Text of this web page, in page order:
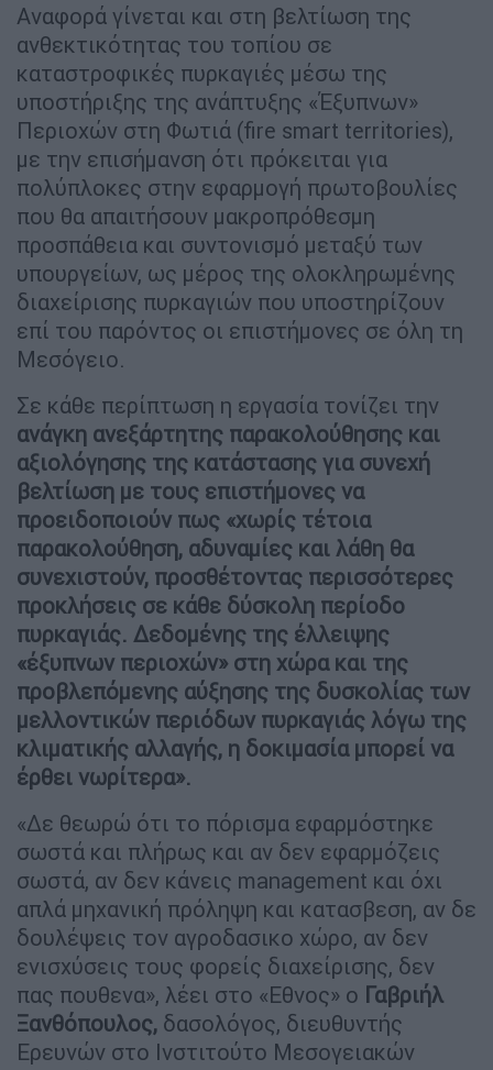
Αναφορά γίνεται και στη βελτίωση της
ανθεκτικότητας του τοπίου σε
καταστροφικές πυρκαγιές μέσω της
υποστήριξης της ανάπτυξης «Έξυπνων»
Περιοχών στη Φωτιά (fire smart territories),
με την επισήμανση ότι πρόκειται για
πολύπλοκες στην εφαρμογή πρωτοβουλίες
που θα απαιτήσουν μακροπρόθεσμη
προσπάθεια και συντονισμό μεταξύ των
υπουργείων, ως μέρος της ολοκληρωμένης
διαχείρισης πυρκαγιών που υποστηρίζουν
επί του παρόντος οι επιστήμονες σε όλη τη
Μεσόγειο.
Σε κάθε περίπτωση η εργασία τονίζει την
ανάγκη ανεξάρτητης παρακολούθησης και
αξιολόγησης της κατάστασης για συνεχή
βελτίωση με τους επιστήμονες να
προειδοποιούν πως «χωρίς τέτοια
παρακολούθηση, αδυναμίες και λάθη θα
συνεχιστούν, προσθέτοντας περισσότερες
προκλήσεις σε κάθε δύσκολη περίοδο
πυρκαγιάς. Δεδομένης της έλλειψης
«έξυπνων περιοχών» στη χώρα και της
προβλεπόμενης αύξησης της δυσκολίας των
μελλοντικών περιόδων πυρκαγιάς λόγω της
κλιματικής αλλαγής, η δοκιμασία μπορεί να
έρθει νωρίτερα».
«Δε θεωρώ ότι το πόρισμα εφαρμόστηκε
σωστά και πλήρως και αν δεν εφαρμόζεις
σωστά, αν δεν κάνεις management και όχι
απλά μηχανική πρόληψη και κατασβεση, αν δε
δουλέψεις τον αγροδασικο χώρο, αν δεν
ενισχύσεις τους φορείς διαχείρισης, δεν
πας πουθενα», λέει στο «Εθνος» ο Γαβριήλ
Ξανθόπουλος, δασολόγος, διευθυντής
Ερευνών στο Ινστιτούτο Μεσογειακών